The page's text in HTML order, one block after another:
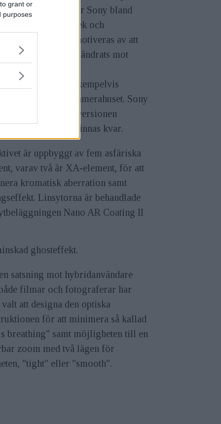
grant or
purposesF2,8 GM II, där Sony bland
satsat på vikt, storlek och
något som motiveras av att
har förändrats mot
annat mobilitet och
med exempelvis
närmare kamerahuset. Sony
även att GM I-versionen
kommer att finnas kvar.
är uppbyggt av fem asfäriska
varav två är XA-element, för att
kromatisk aberration samt
Linsytorna är behandlade
Nano AR Coating II
ghosteffekt.
satsning mot hybridanvändare
filmar och fotograferar har
att designa den optiska
för att minimera så kallad
breathing" samt möjligheten till en
zoom med två lägen för
"tight" eller "smooth".